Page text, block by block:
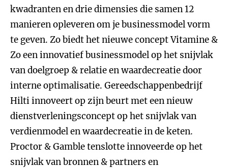
kwadranten en drie dimensies die samen 12
manieren opleveren om je businessmodel vorm
te geven. Zo biedt het nieuwe concept Vitamine &
Zo een innovatief businessmodel op het snijvlak
van doelgroep & relatie en waardecreatie door
interne optimalisatie. Gereedschappenbedrijf
Hilti innoveert op zijn beurt met een nieuw
dienstverleningsconcept op het snijvlak van
verdienmodel en waardecreatie in de keten.
Proctor & Gamble tenslotte innoveerde op het
snijvlak van bronnen & partners en